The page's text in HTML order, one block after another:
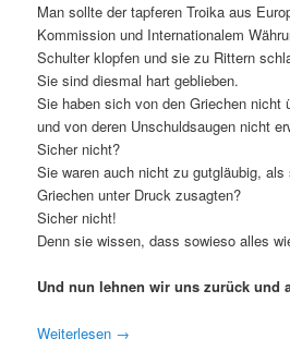
Man sollte der tapferen Troika aus
Kommission und Internationalem
Schulter klopfen und sie zu Rittern
Sie sind diesmal hart geblieben.
Sie haben sich von den Griechen nicht
und von deren Unschuldsaugen nicht
Sicher nicht?
Sie waren auch nicht zu gutgläubig,
Griechen unter Druck zusagten?
Sicher nicht!
Denn sie wissen, dass sowieso alles
Und nun lehnen wir uns zurück und
Weiterlesen →